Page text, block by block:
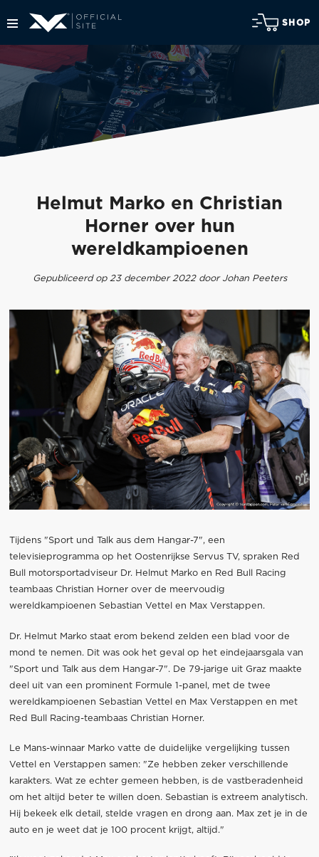
SHOP
Helmut Marko en Christian
Horner over hun
wereldkampioenen
Gepubliceerd op 23 december 2022 door Johan Peeters
Tijdens "Sport und Talk aus dem Hangar-7", een
televisieprogramma op het Oostenrijkse Servus TV, spraken Red
Bull motorsportadviseur Dr. Helmut Marko en Red Bull Racing
teambaas Christian Horner over de meervoudig
wereldkampioenen Sebastian Vettel en Max Verstappen.
Dr. Helmut Marko staat erom bekend zelden een blad voor de
mond te nemen. Dit was ook het geval op het eindejaarsgala van
"Sport und Talk aus dem Hangar-7". De 79-jarige uit Graz maakte
deel uit van een prominent Formule 1-panel, met de twee
wereldkampioenen Sebastian Vettel en Max Verstappen en met
Red Bull Racing-teambaas Christian Horner.
Le Mans-winnaar Marko vatte de duidelijke vergelijking tussen
Vettel en Verstappen samen: "Ze hebben zeker verschillende
karakters. Wat ze echter gemeen hebben, is de vastberadenheid
om het altijd beter te willen doen. Sebastian is extreem analytisch.
Hij bekeek elk detail, stelde vragen en drong aan. Max zet je in de
auto en je weet dat je 100 procent krijgt, altijd."